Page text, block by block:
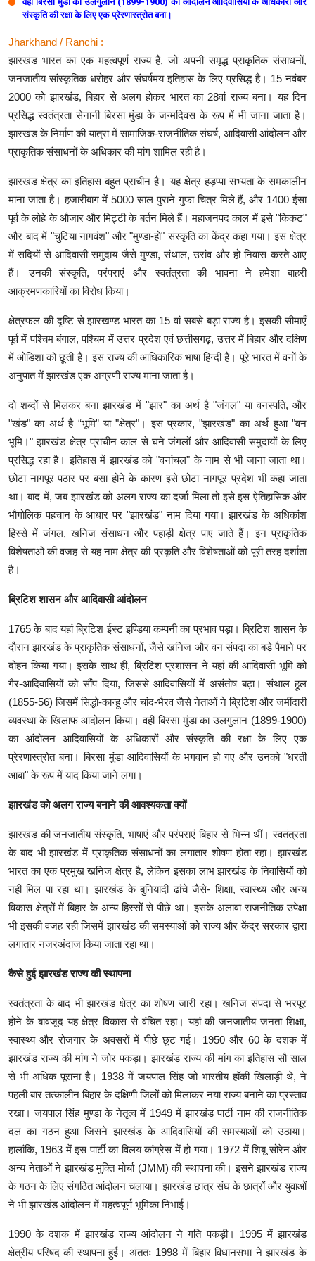
संस्कृति की रक्षा के लिए एक प्रेरणास्त्रोत बना।
Jharkhand / Ranchi :
झारखंड भारत का एक महत्वपूर्ण राज्य है, जो अपनी समृद्ध प्राकृतिक संसाधनों,
जनजातीय सांस्कृतिक धरोहर और संघर्षमय इतिहास के लिए प्रसिद्ध है। 15 नवंबर
2000 को झारखंड, बिहार से अलग होकर भारत का 28वां राज्य बना। यह दिन
प्रसिद्ध स्वतंत्रता सेनानी बिरसा मुंडा के जन्मदिवस के रूप में भी जाना जाता है।
झारखंड के निर्माण की यात्रा में सामाजिक-राजनीतिक संघर्ष, आदिवासी आंदोलन और
प्राकृतिक संसाधनों के अधिकार की मांग शामिल रही है।
झारखंड क्षेत्र का इतिहास बहुत प्राचीन है। यह क्षेत्र हड़प्पा सभ्यता के समकालीन
माना जाता है। हजारीबाग में 5000 साल पुराने गुफा चित्र मिले हैं, और 1400 ईसा
पूर्व के लोहे के औजार और मिट्टी के बर्तन मिले हैं। महाजनपद काल में इसे "किकट"
और बाद में "चुटिया नागवंश" और "मुण्डा-हो" संस्कृति का केंद्र कहा गया। इस क्षेत्र
में सदियों से आदिवासी समुदाय जैसे मुण्डा, संथाल, उरांव और हो निवास करते आए
हैं। उनकी संस्कृति, परंपराएं और स्वतंत्रता की भावना ने हमेशा बाहरी
आक्रमणकारियों का विरोध किया।
क्षेत्रफल की दृष्टि से झारखण्ड भारत का 15 वां सबसे बड़ा राज्य है। इसकी सीमाएँ
पूर्व में पश्चिम बंगाल, पश्चिम में उत्तर प्रदेश एवं छत्तीसगढ़, उत्तर में बिहार और दक्षिण
में ओडिशा को छूती है। इस राज्य की आधिकारिक भाषा हिन्दी है। पूरे भारत में वनों के
अनुपात में झारखंड एक अग्रणी राज्य माना जाता है।
दो शब्दों से मिलकर बना झारखंड में "झार" का अर्थ है "जंगल" या वनस्पति, और
"खंड" का अर्थ है “भूमि” या "क्षेत्र"। इस प्रकार, "झारखंड" का अर्थ हुआ "वन
भूमि।" झारखंड क्षेत्र प्राचीन काल से घने जंगलों और आदिवासी समुदायों के लिए
प्रसिद्ध रहा है। इतिहास में झारखंड को "वनांचल" के नाम से भी जाना जाता था।
छोटा नागपूर पठार पर बसा होने के कारण इसे छोटा नागपूर प्रदेश भी कहा जाता
था। बाद में, जब झारखंड को अलग राज्य का दर्जा मिला तो इसे इस ऐतिहासिक और
भौगोलिक पहचान के आधार पर "झारखंड" नाम दिया गया। झारखंड के अधिकांश
हिस्से में जंगल, खनिज संसाधन और पहाड़ी क्षेत्र पाए जाते हैं। इन प्राकृतिक
विशेषताओं की वजह से यह नाम क्षेत्र की प्रकृति और विशेषताओं को पूरी तरह दर्शाता
है।
ब्रिटिश शासन और आदिवासी आंदोलन
1765 के बाद यहां ब्रिटिश ईस्ट इण्डिया कम्पनी का प्रभाव पड़ा। ब्रिटिश शासन के
दौरान झारखंड के प्राकृतिक संसाधनों, जैसे खनिज और वन संपदा का बड़े पैमाने पर
दोहन किया गया। इसके साथ ही, ब्रिटिश प्रशासन ने यहां की आदिवासी भूमि को
गैर-आदिवासियों को सौंप दिया, जिससे आदिवासियों में असंतोष बढ़ा। संथाल हूल
(1855-56) जिसमें सिद्धो-कान्हू और चांद-भैरव जैसे नेताओं ने ब्रिटिश और जमींदारी
व्यवस्था के खिलाफ आंदोलन किया। वहीं बिरसा मुंडा का उलगुलान (1899-1900)
का आंदोलन आदिवासियों के अधिकारों और संस्कृति की रक्षा के लिए एक
प्रेरणास्त्रोत बना। बिरसा मुंडा आदिवासियों के भगवान हो गए और उनको "धरती
आबा" के रूप में याद किया जाने लगा।
झारखंड को अलग राज्य बनाने की आवश्यकता क्यों
झारखंड की जनजातीय संस्कृति, भाषाएं और परंपराएं बिहार से भिन्न थीं। स्वतंत्रता
के बाद भी झारखंड में प्राकृतिक संसाधनों का लगातार शोषण होता रहा। झारखंड
भारत का एक प्रमुख खनिज क्षेत्र है, लेकिन इसका लाभ झारखंड के निवासियों को
नहीं मिल पा रहा था। झारखंड के बुनियादी ढांचे जैसे- शिक्षा, स्वास्थ्य और अन्य
विकास क्षेत्रों में बिहार के अन्य हिस्सों से पीछे था। इसके अलावा राजनीतिक उपेक्षा
भी इसकी वजह रही जिसमें झारखंड की समस्याओं को राज्य और केंद्र सरकार द्वारा
लगातार नजरअंदाज किया जाता रहा था।
कैसे हुई झारखंड राज्य की स्थापना
स्वतंत्रता के बाद भी झारखंड क्षेत्र का शोषण जारी रहा। खनिज संपदा से भरपूर
होने के बावजूद यह क्षेत्र विकास से वंचित रहा। यहां की जनजातीय जनता शिक्षा,
स्वास्थ्य और रोजगार के अवसरों में पीछे छूट गई। 1950 और 60 के दशक में
झारखंड राज्य की मांग ने जोर पकड़ा। झारखंड राज्य की मांग का इतिहास सौ साल
से भी अधिक पूराना है। 1938 में जयपाल सिंह जो भारतीय हॉकी खिलाड़ी थे, ने
पहली बार तत्कालीन बिहार के दक्षिणी जिलों को मिलाकर नया राज्य बनाने का प्रस्ताव
रखा। जयपाल सिंह मुण्डा के नेतृत्व में 1949 में झारखंड पार्टी नाम की राजनीतिक
दल का गठन हुआ जिसने झारखंड के आदिवासियों की समस्याओं को उठाया।
हालांकि, 1963 में इस पार्टी का विलय कांग्रेस में हो गया। 1972 में शिबू सोरेन और
अन्य नेताओं ने झारखंड मुक्ति मोर्चा (JMM) की स्थापना की। इसने झारखंड राज्य
के गठन के लिए संगठित आंदोलन चलाया। झारखंड छात्र संघ के छात्रों और युवाओं
ने भी झारखंड आंदोलन में महत्वपूर्ण भूमिका निभाई।
1990 के दशक में झारखंड राज्य आंदोलन ने गति पकड़ी। 1995 में झारखंड
क्षेत्रीय परिषद की स्थापना हुई। अंततः 1998 में बिहार विधानसभा ने झारखंड के